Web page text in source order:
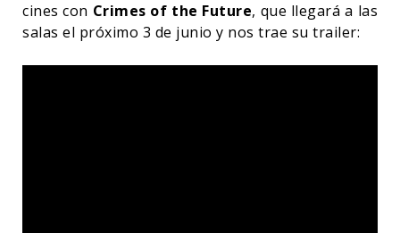
cines con Crimes of the Future, que llegará a las
salas el próximo 3 de junio y nos trae su trailer: